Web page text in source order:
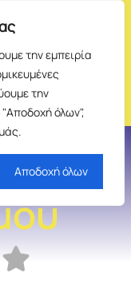
την εμπειρία
την
όλων",
Αποδοχή όλων
Το